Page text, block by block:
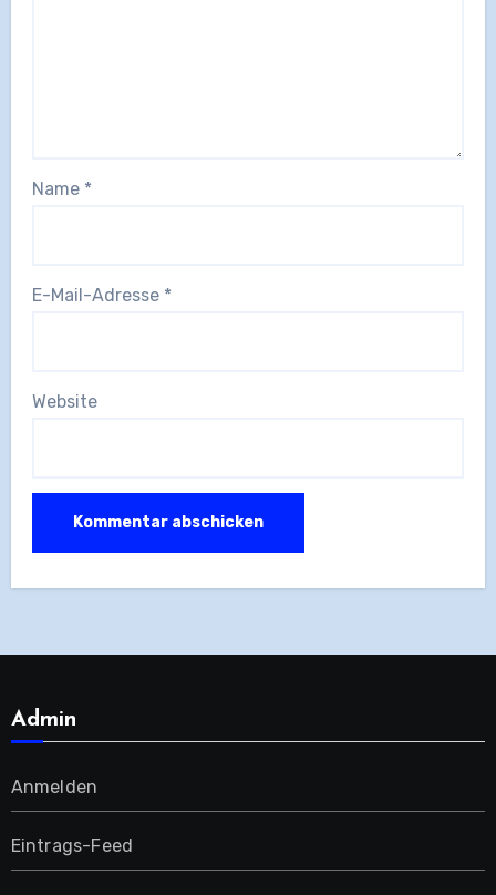
Name *
E-Mail-Adresse *
Website
Admin
Anmelden
Eintrags-Feed